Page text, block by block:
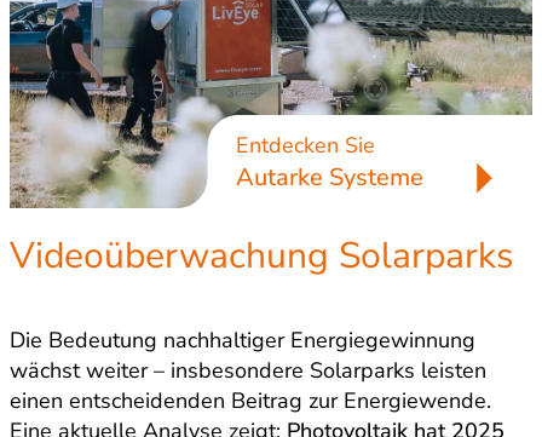
Entdecken Sie
Autarke Systeme
Videoüberwachung Solarparks
Die Bedeutung nachhaltiger Energiegewinnung
wächst weiter – insbesondere Solarparks leisten
einen entscheidenden Beitrag zur Energiewende.